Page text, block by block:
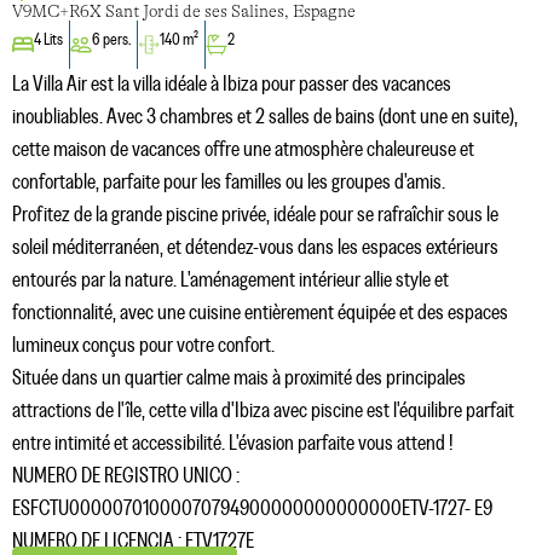
V9MC+R6X Sant Jordi de ses Salines, Espagne
4 Lits 6 pers. 140 m² 2
La Villa Air est la villa idéale à Ibiza pour passer des vacances
inoubliables. Avec 3 chambres et 2 salles de bains (dont une en suite),
cette maison de vacances offre une atmosphère chaleureuse et
confortable, parfaite pour les familles ou les groupes d'amis.
Profitez de la grande piscine privée, idéale pour se rafraîchir sous le
soleil méditerranéen, et détendez-vous dans les espaces extérieurs
entourés par la nature. L'aménagement intérieur allie style et
fonctionnalité, avec une cuisine entièrement équipée et des espaces
lumineux conçus pour votre confort.
Située dans un quartier calme mais à proximité des principales
attractions de l'île, cette villa d'Ibiza avec piscine est l'équilibre parfait
entre intimité et accessibilité. L'évasion parfaite vous attend !
NUMERO DE REGISTRO UNICO :
ESFCTU00000701000070794900000000000000ETV-1727- E9
NUMERO DE LICENCIA : ETV1727E